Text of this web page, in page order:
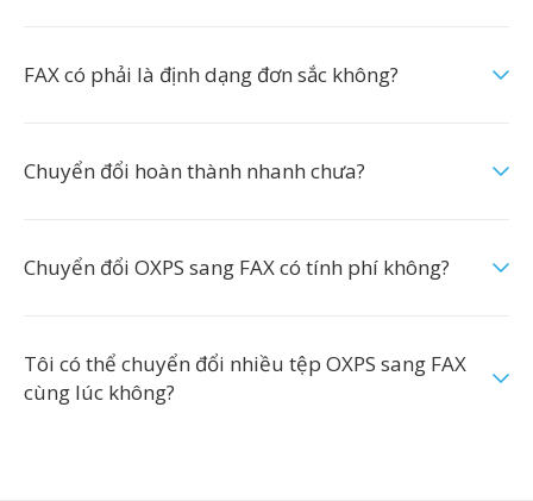
FAX có phải là định dạng đơn sắc không?
Chuyển đổi hoàn thành nhanh chưa?
Chuyển đổi OXPS sang FAX có tính phí không?
Tôi có thể chuyển đổi nhiều tệp OXPS sang FAX
cùng lúc không?